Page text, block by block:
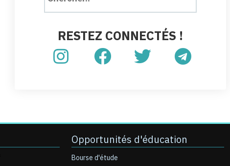
RESTEZ CONNECTÉS !
Opportunités d'éducation
Bourse d'étude